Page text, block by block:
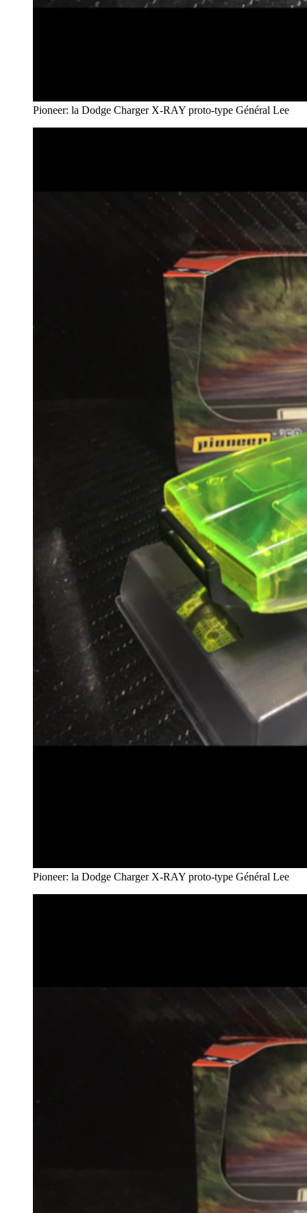
Pioneer: la Dodge Charger X-RAY proto-type Général Lee
Pioneer: la Dodge Charger X-RAY proto-type Général Lee